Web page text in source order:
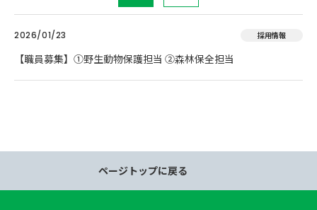
2026/01/23 採用情報
【職員募集】①野生動物保護担当 ②森林保全担当
ページトップに戻る